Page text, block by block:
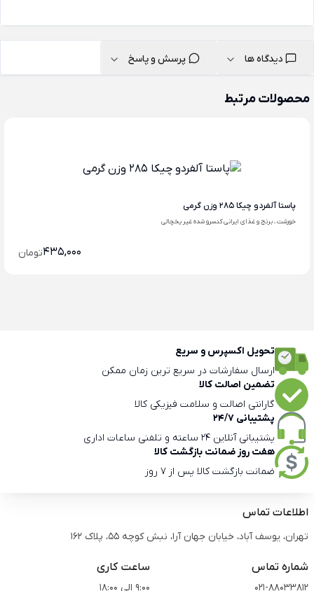
دیدگاه ها پرسش و پاسخ
محصولات مرتبط
پاستا آلفردو چیکا 285 وزن گرمی
خورشت ، برنج و غذای ایرانی کنسرو شده غیر یخچالی
435,000تومان
تحویل اکسپرس و سریع
ارسال سفارشات در سریع ترین زمان ممکن
تضمین اصالت کالا
گارانتی اصالت و سلامت فیزیکی کالا
پشتیبانی 24/7
پشتیبانی آنلاین 24 ساعته و تلفنی ساعات اداری
هفت روز ضمانت بازگشت کالا
ضمانت بازگشت کالا پس از 7 روز
اطلاعات تماس
تهران، یوسف آباد، خیابان جهان آرا، نبش کوچه 55، پلاک 162
شماره تماس
021-88033812
ساعت کاری
9:00 الی 18:00